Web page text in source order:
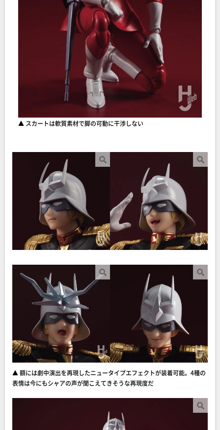
▲ スカートは軟質素材で脚の可動に干渉しない
▲ 額には劇中演出を再現したニュータイプエフェクトが装着可能。4種の
表情は今にもシャアの声が聞こえてきそうな再現度だ